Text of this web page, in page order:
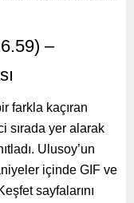
–
farkla kaçıran
sırada yer alarak
Ulusoy’un
içinde GIF ve
sayfalarını